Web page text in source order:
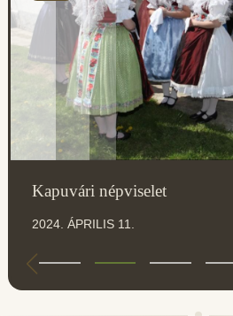
Kapuvári népviselet
2024. ÁPRILIS 11.